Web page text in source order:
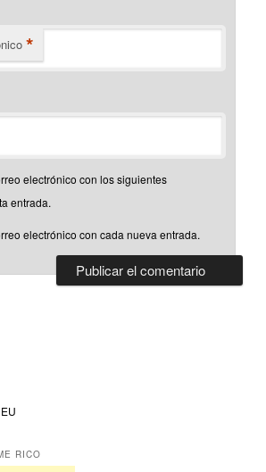
*
electrónico con los siguientes
entrada.
electrónico con cada nueva entrada.
RICO